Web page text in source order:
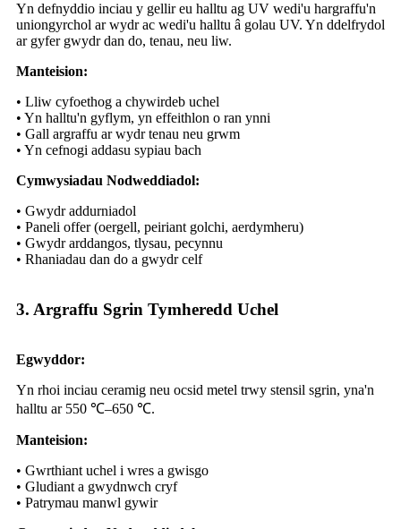
Yn defnyddio inciau y gellir eu halltu ag UV wedi'u hargraffu'n
uniongyrchol ar wydr ac wedi'u halltu â golau UV. Yn ddelfrydol
ar gyfer gwydr dan do, tenau, neu liw.
Manteision:
• Lliw cyfoethog a chywirdeb uchel
• Yn halltu'n gyflym, yn effeithlon o ran ynni
• Gall argraffu ar wydr tenau neu grwm
• Yn cefnogi addasu sypiau bach
Cymwysiadau Nodweddiadol:
• Gwydr addurniadol
• Paneli offer (oergell, peiriant golchi, aerdymheru)
• Gwydr arddangos, tlysau, pecynnu
• Rhaniadau dan do a gwydr celf
3. Argraffu Sgrin Tymheredd Uchel
Egwyddor:
Yn rhoi inciau ceramig neu ocsid metel trwy stensil sgrin, yna'n
halltu ar 550 ℃–650 ℃.
Manteision:
• Gwrthiant uchel i wres a gwisgo
• Gludiant a gwydnwch cryf
• Patrymau manwl gywir